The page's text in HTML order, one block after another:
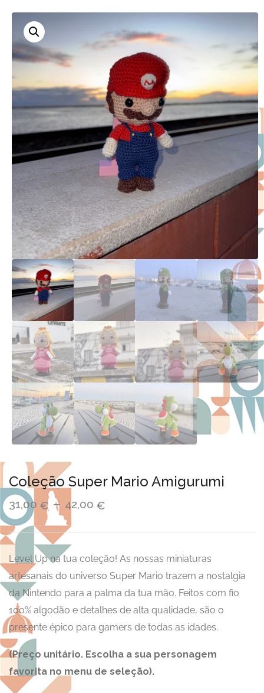
Coleção Super Mario Amigurumi
31,00 € – 42,00 €
preço:
31,00 €
através
de
42,00 €
Level Up na tua coleção! As nossas miniaturas
artesanais do universo Super Mario trazem a nostalgia
da Nintendo para a palma da tua mão. Feitos com fio
100% algodão e detalhes de alta qualidade, são o
presente épico para gamers de todas as idades.
(Preço unitário. Escolha a sua personagem
favorita no menu de seleção).